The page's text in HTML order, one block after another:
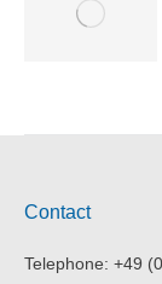
Contact
Telephone: +49